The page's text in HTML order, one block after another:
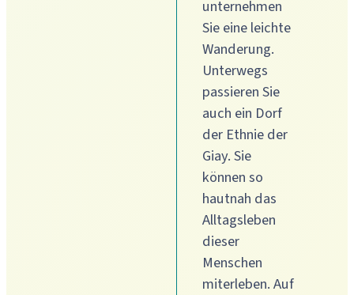
unternehmen
Sie eine leichte
Wanderung.
Unterwegs
passieren Sie
auch ein Dorf
der Ethnie der
Giay. Sie
können so
hautnah das
Alltagsleben
dieser
Menschen
miterleben. Auf